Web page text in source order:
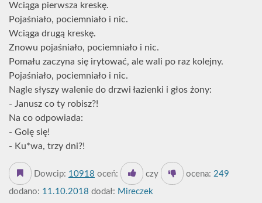
Wciąga pierwsza kreskę.
Pojaśniało, pociemniało i nic.
Wciąga drugą kreskę.
Znowu pojaśniało, pociemniało i nic.
Pomału zaczyna się irytować, ale wali po raz kolejny.
Pojaśniało, pociemniało i nic.
Nagle słyszy walenie do drzwi łazienki i głos żony:
- Janusz co ty robisz?!
Na co odpowiada:
- Golę się!
- Ku*wa, trzy dni?!
Dowcip: 10918 oceń: czy ocena: 249
dodano: 11.10.2018 dodał: Mireczek